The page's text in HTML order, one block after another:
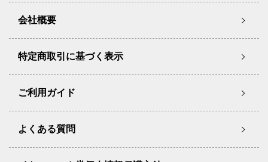
会社概要
特定商取引に基づく表示
ご利用ガイド
よくある質問